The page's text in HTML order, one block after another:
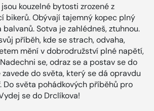
kouzelné bytosti zrozené z
bikerů. Obývají tajemný kopec plný
balvanů. Sotva je zahlédneš, ztuhnou.
příběh, kde se strach, odvaha,
mění v dobrodružství plné napětí,
se, odraz se a postav se do
zavede do světa, který se dá opravdu
Do světa pohádkových příběhů pro
se do Drclíkova!